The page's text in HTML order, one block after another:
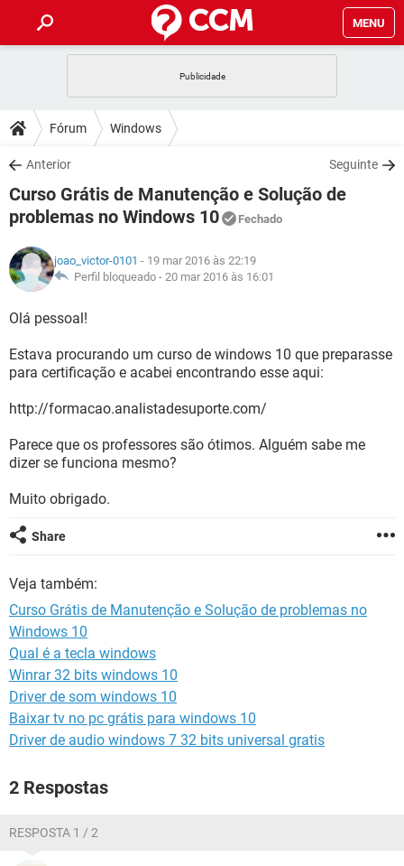
MENU
CELULAR
OUTLOOK
INSTAGRAM GMAIL
GUIA DE COMPRAS
DICAS
JOGOS
OUTLOOK EXCEL
GUIA DE COMPRAS
DOWNLOADS
JOGOS WHATSAPP
CELULAR FACEBOOK
OUTLOOK EXCEL
INSTAGRAM
GUIA DE COMPRAS
FÓRUM
CELULAR FACEBOOK
GUIA DE COMPRAS
GLOSSÁRIO
JOGOS
CELULAR
OUTLOOK EXCEL
INSTAGRAM GMAIL
GUIA DE COMPRAS
Fórum Windows
Anterior Seguinte
Curso Grátis de Manutenção e Solução de
problemas no Windows 10
Fechado
joao_victor-0101 - 19 mar 2016 às 22:19
Perfil bloqueado - 20 mar 2016 às 16:01
Olá pessoal!
Estava procurando um curso de windows 10 que preparasse
para certificação e acabei encontrando esse aqui:
http://formacao.analistadesuporte.com/
Parece que os professores são ótimos. Alguém sabe me
dizer se funciona mesmo?
Muito obrigado.
Share
Veja também:
Curso Grátis de Manutenção e Solução de problemas no
Windows 10
Qual é a tecla windows
Winrar 32 bits windows 10
Driver de som windows 10
Baixar tv no pc grátis para windows 10
Driver de audio windows 7 32 bits universal gratis
2 Respostas
RESPOSTA 1 / 2